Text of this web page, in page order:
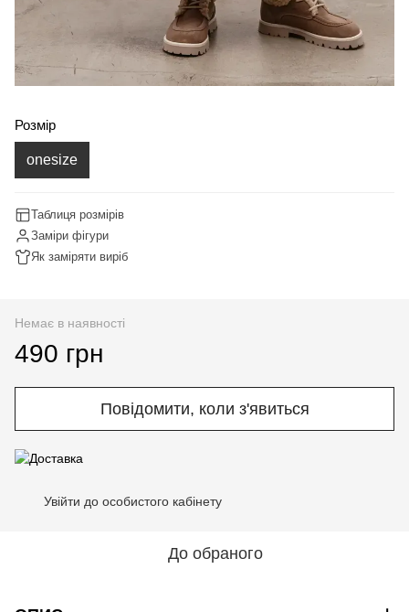
Розмір
onesize
Таблиця розмірів
Заміри фігури
Як заміряти виріб
Немає в наявності
490 грн
Повідомити, коли з'явиться
Увійти до особистого кабінету
До обраного